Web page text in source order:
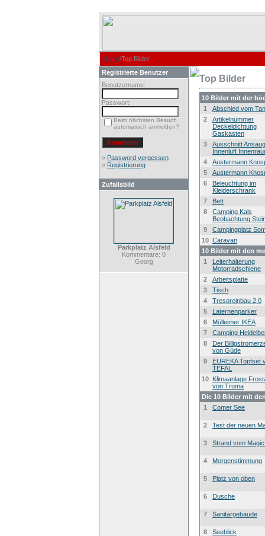
Home/Top Bilder
Registrierte Benutzer
Benutzername:
Passwort:
Beim nächsten Besuch
automatisch anmelden?
» Password vergessen
» Registrierung
Zufallsbild
Parkplatz Alsfeld
Kommentare: 0
Georg
Top Bilder
10 Bilder mit der
1
Abschied vom
2
Artikelnummer
Deckeldichtung
Gaskasten
3
Ausschnitt
Innenluft
4
Austermann
5
Austermann
6
Beleuchtung im
Kleiderschrank
7
Bett
8
Camping Kals
Beobachtung
9
Campingplatz
10 Caravan
10 Bilder mit den
1
Leiterhalterung
Motorradschiene
2
Arbeitsplatte
3
Tisch
4
Tresoreinbau 2.0
5
Laternenparker
6
Mülleimer IKEA
7
Camping
8
Der
von Güde
9
EUREKA Topfset
TEFAL
10 Klimaanlage
von Truma
Die 10 Bilder mit
1
Comer See
2 Test der neuen
3 Strand vom
4 Morgenstimmung
5 Platz von oben
6 Dusche
7 Sanitärgebäude
8 Seeblick